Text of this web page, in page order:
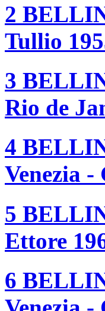
2
Tullio
3
Rio de
4
Venezia
5
Ettore
6